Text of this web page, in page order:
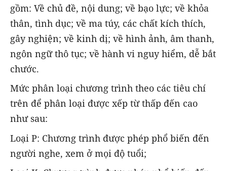
gồm: Về chủ đề, nội dung; về bạo lực; về khỏa
thân, tình dục; về ma túy, các chất kích thích,
gây nghiện; về kinh dị; về hình ảnh, âm thanh,
ngôn ngữ thô tục; về hành vi nguy hiểm, dễ bắt
chước.
Mức phân loại chương trình theo các tiêu chí
trên để phân loại được xếp từ thấp đến cao
như sau:
Loại P: Chương trình được phép phổ biến đến
người nghe, xem ở mọi độ tuổi;